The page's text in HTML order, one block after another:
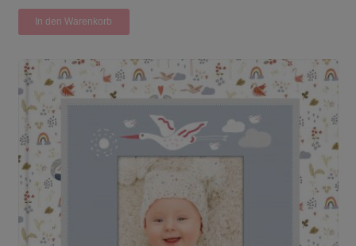
In den Warenkorb